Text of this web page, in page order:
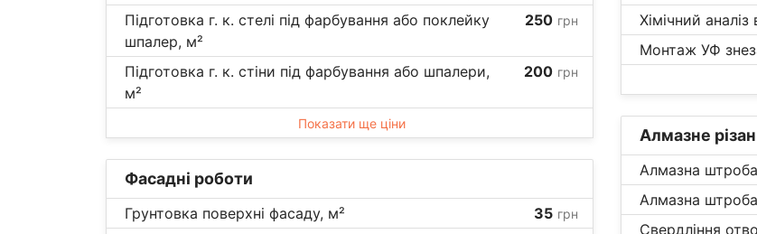
Підготовка г. к. стелі під фарбування або поклейку
шпалер, м²
250 грн
Підготовка г. к. стіни під фарбування або шпалери,
м²
200 грн
Показати ще ціни
Фасадні роботи
Грунтовка поверхні фасаду, м² 35 грн
Хімічний
Монтаж УФ
Алмазне
Алмазна
Алмазна
Свердління